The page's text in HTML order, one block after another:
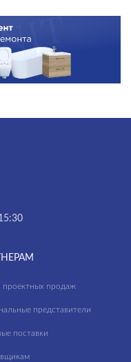
проектных продаж
представители
поставки